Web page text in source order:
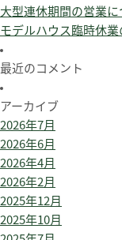
大型連休期間の営業に
モデルハウス臨時休業
最近のコメント
アーカイブ
2026年7月
2026年6月
2026年4月
2026年2月
2025年12月
2025年10月